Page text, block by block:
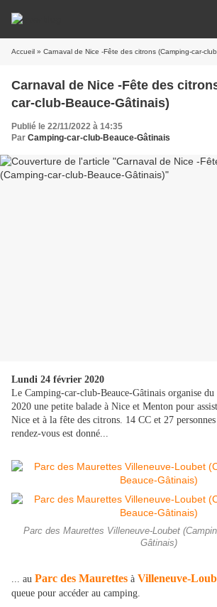
Accueil » Carnaval de Nice -Fête des citrons (Camping-car-
Carnaval de Nice -Fête des
car-club-Beauce-Gâtinais)
Publié le 22/11/2022 à 14:35
Par Camping-car-club-Beauce-Gâtinais
Lundi 24 février 2020
Le Camping-car-club-Beauce-Gâtinais organise
2020 une petite balade à Nice et Menton pour
Nice et à la fête des citrons. 14 CC et 27
rendez-vous est donné...
Parc des Maurettes Villeneuve-Loubet
Gâtinais)
... au Parc des Maurettes à Villeneuve-
queue pour accéder au camping.